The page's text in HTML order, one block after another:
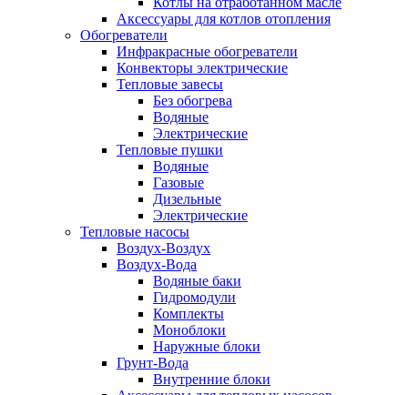
Аксессуары для котлов отопления
Обогреватели
Инфракрасные обогреватели
Конвекторы электрические
Тепловые завесы
Без обогрева
Водяные
Электрические
Тепловые пушки
Водяные
Газовые
Дизельные
Электрические
Тепловые насосы
Воздух-Воздух
Воздух-Вода
Водяные баки
Гидромодули
Комплекты
Моноблоки
Наружные блоки
Грунт-Вода
Внутренние блоки